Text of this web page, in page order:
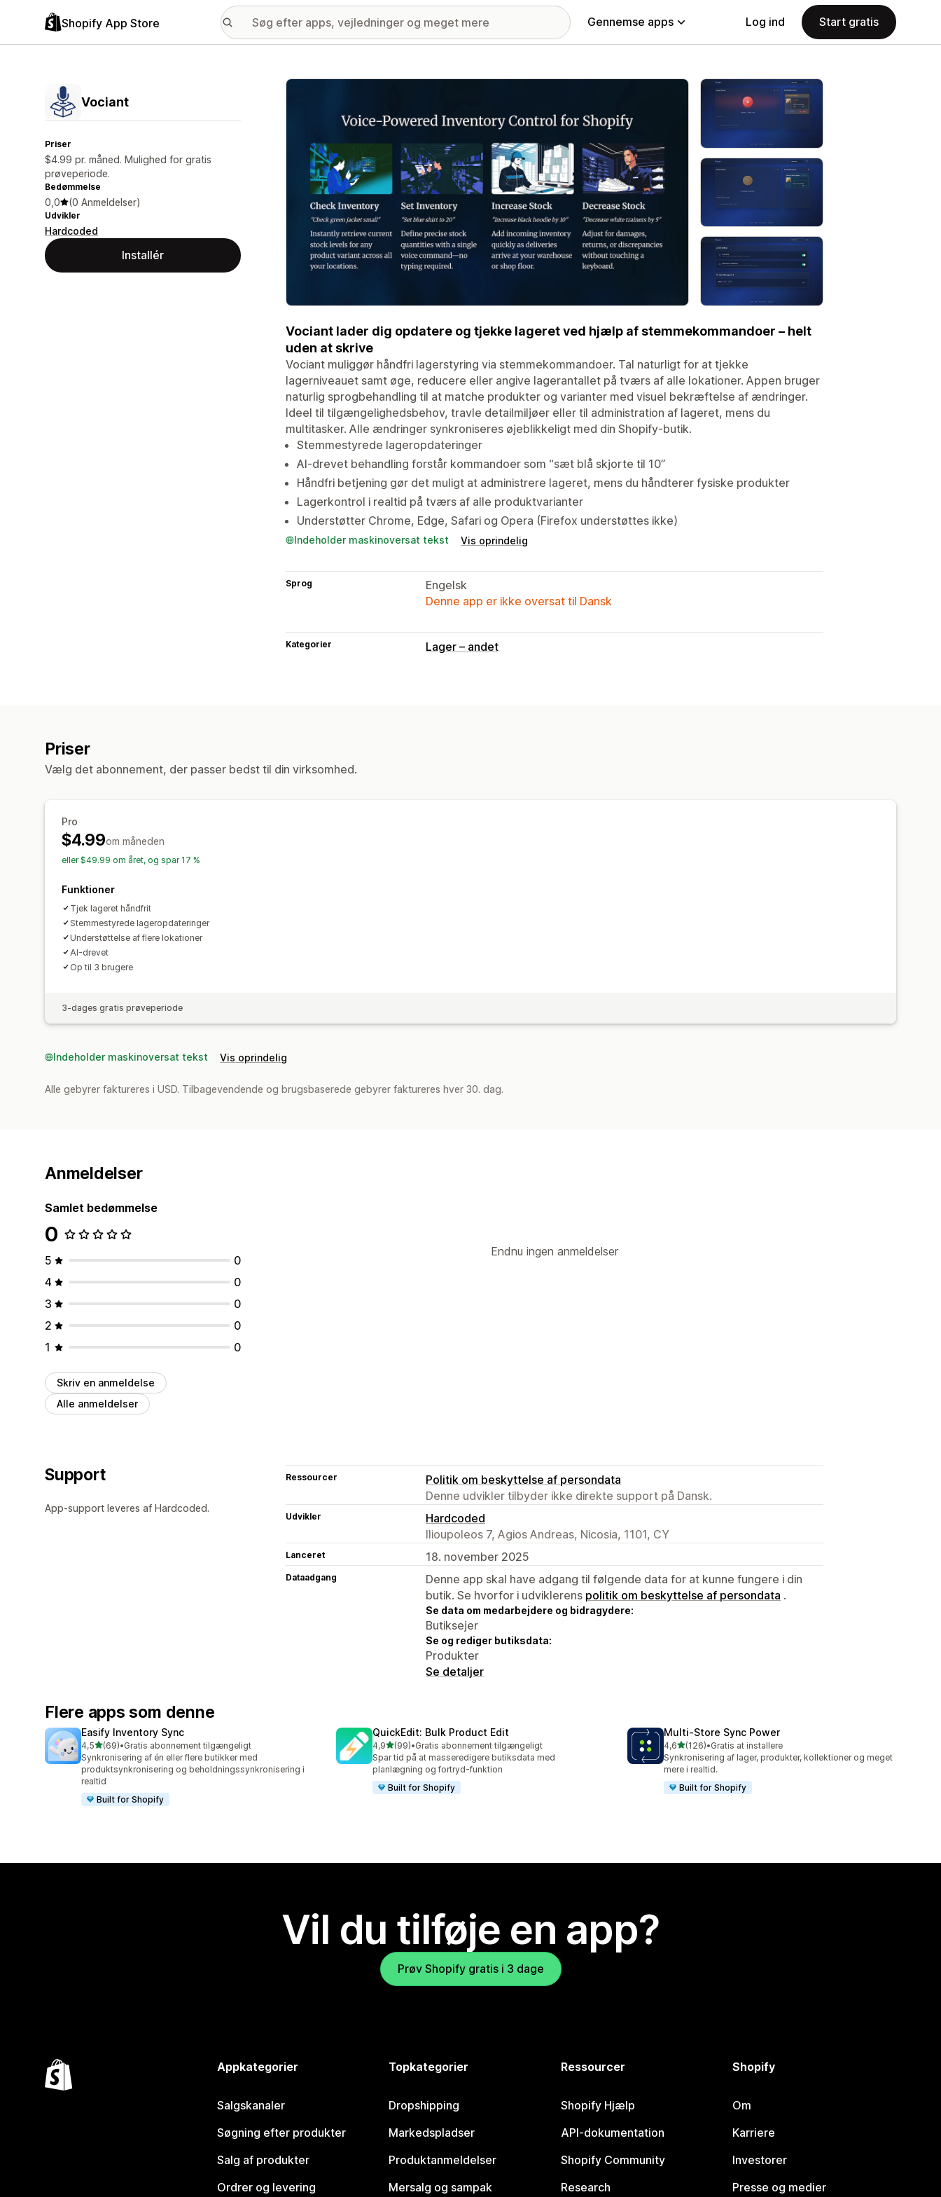
Shopify App Store Gennemse apps Log ind Start gratis
Vociant
Priser
$4.99 pr. måned. Mulighed for gratis
prøveperiode.
Bedømmelse
0,0 (0 Anmeldelser)
Udvikler
Hardcoded
Installér
Galleri med udvalgte billeder
Vociant lader dig opdatere og tjekke lageret ved hjælp af stemmekommandoer – helt
uden at skrive
Vociant muliggør håndfri lagerstyring via stemmekommandoer. Tal naturligt for at tjekke
lagerniveauet samt øge, reducere eller angive lagerantallet på tværs af alle lokationer. Appen bruger
naturlig sprogbehandling til at matche produkter og varianter med visuel bekræftelse af ændringer.
Ideel til tilgængelighedsbehov, travle detailmiljøer eller til administration af lageret, mens du
multitasker. Alle ændringer synkroniseres øjeblikkeligt med din Shopify-butik.
Stemmestyrede lageropdateringer
AI-drevet behandling forstår kommandoer som “sæt blå skjorte til 10”
Håndfri betjening gør det muligt at administrere lageret, mens du håndterer fysiske produkter
Lagerkontrol i realtid på tværs af alle produktvarianter
Understøtter Chrome, Edge, Safari og Opera (Firefox understøttes ikke)
Indeholder maskinoversat tekst Vis oprindelig
Sprog
Engelsk
Denne app er ikke oversat til Dansk
Kategorier Lager – andet
Priser
Vælg det abonnement, der passer bedst til din virksomhed.
Pro
$4.99om måneden
eller $49.99 om året, og spar 17 %
Funktioner
Tjek lageret håndfrit
Stemmestyrede lageropdateringer
Understøttelse af flere lokationer
AI-drevet
Op til 3 brugere
3-dages gratis prøveperiode
Indeholder maskinoversat tekst Vis oprindelig
Alle gebyrer faktureres i USD. Tilbagevendende og brugsbaserede gebyrer faktureres hver 30. dag.
Anmeldelser
Samlet bedømmelse
0
5
0
4
0
3
0
2
0
1
0
Skriv en anmeldelse
Alle anmeldelser
Endnu ingen anmeldelser
Support
App-support leveres af Hardcoded.
Ressourcer
Politik om beskyttelse af persondata
Denne udvikler tilbyder ikke direkte support på Dansk.
Udvikler
Hardcoded
Ilioupoleos 7, Agios Andreas, Nicosia, 1101, CY
Lanceret 18. november 2025
Dataadgang
Denne app skal have adgang til følgende data for at kunne fungere i din
butik. Se hvorfor i udviklerens politik om beskyttelse af persondata .
Se data om medarbejdere og bidragydere:
Butiksejer
Se og rediger butiksdata:
Produkter
Se detaljer
Flere apps som denne
Easify Inventory Sync
4,5ud af 5 stjerner
(69)
69 anmeldelser i alt
•Gratis abonnement tilgængeligt
Synkronisering af én eller flere butikker med
produktsynkronisering og beholdningssynkronisering i
realtid
Built for Shopify
QuickEdit: Bulk Product Edit
4,9ud af 5 stjerner
(99)
99 anmeldelser i alt
•Gratis abonnement tilgængeligt
Spar tid på at masseredigere butiksdata med
planlægning og fortryd-funktion
Built for Shopify
Multi‑Store Sync Power
4,6ud af 5 stjerner
(126)
126 anmeldelser i alt
•Gratis at installere
Synkronisering af lager, produkter, kollektioner og meget
mere i realtid.
Built for Shopify
Vil du tilføje en app?
Prøv Shopify gratis i 3 dage
Appkategorier
Salgskanaler
Søgning efter produkter
Salg af produkter
Ordrer og levering
Topkategorier
Dropshipping
Markedspladser
Produktanmeldelser
Mersalg og sampak
Ressourcer
Shopify Hjælp
API-dokumentation
Shopify Community
Research
Shopify
Om
Karriere
Investorer
Presse og medier